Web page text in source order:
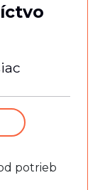
potrieb